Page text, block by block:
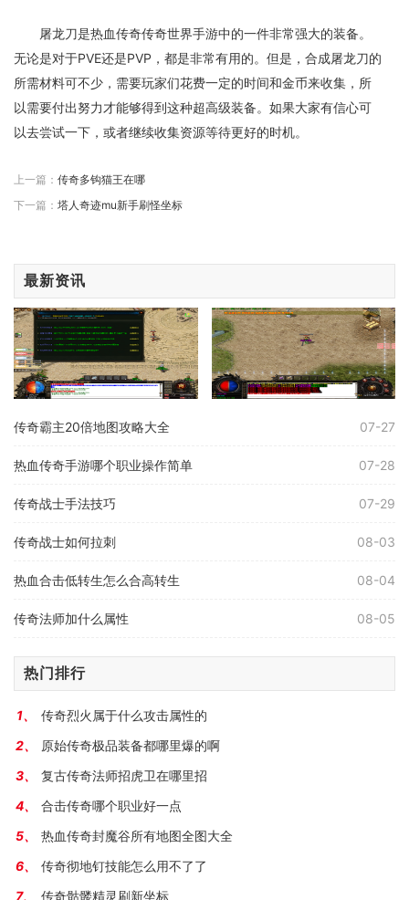
屠龙刀是热血传奇传奇世界手游中的一件非常强大的装备。
无论是对于PVE还是PVP，都是非常有用的。但是，合成屠龙刀的
所需材料可不少，需要玩家们花费一定的时间和金币来收集，所
以需要付出努力才能够得到这种超高级装备。如果大家有信心可
以去尝试一下，或者继续收集资源等待更好的时机。
上一篇： 传奇多钩猫王在哪
下一篇： 塔人奇迹mu新手刷怪坐标
最新资讯
传奇霸主20倍地图攻略大全 07-27
热血传奇手游哪个职业操作简单 07-28
传奇战士手法技巧 07-29
传奇战士如何拉刺 08-03
热血合击低转生怎么合高转生 08-04
传奇法师加什么属性 08-05
热门排行
传奇烈火属于什么攻击属性的
原始传奇极品装备都哪里爆的啊
复古传奇法师招虎卫在哪里招
合击传奇哪个职业好一点
热血传奇封魔谷所有地图全图大全
传奇彻地钉技能怎么用不了了
传奇骷髅精灵刷新坐标